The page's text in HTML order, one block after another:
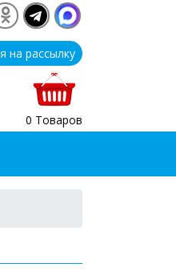
на рассылку
0 Товаров